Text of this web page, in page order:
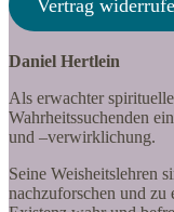
Vertrag
Daniel Hertlein
Als erwachter
Wahrheitssuchenden
und –verwirklichung.
Seine Weisheitslehren
nachzuforschen und zu